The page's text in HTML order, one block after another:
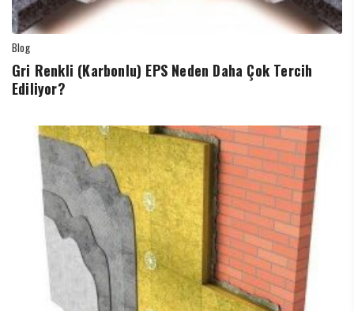
Blog
Gri Renkli (Karbonlu) EPS Neden Daha Çok Tercih
Ediliyor?